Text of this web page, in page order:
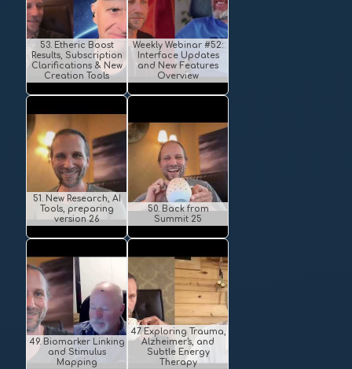
53. Etheric Boost
Results, Subscription
Clarifications & New
Creation Tools
Weekly Webinar #52:
Interface Updates
and New Features
Overview
51. New Research, AI
Tools, preparing
version 26
50. Back from
Summit 25
49. Biomarker Linking
and Stimulus
Mapping
47. Exploring Trauma,
Alzheimer's, and
Subtle Energy
Therapy